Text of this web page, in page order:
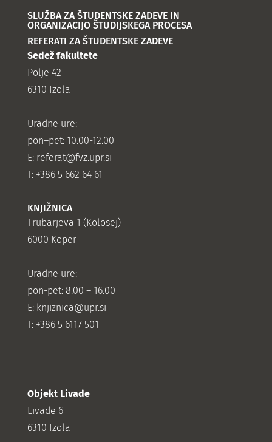
SLUŽBA ZA ŠTUDENTSKE ZADEVE IN
ORGANIZACIJO ŠTUDIJSKEGA PROCESA
REFERATI ZA ŠTUDENTSKE ZADEVE
Sedež fakultete
Polje 42
6310 Izola
Uradne ure:
pon–pet: 10.00-12.00
E: referat@fvz.upr.si
T: +386 5 662 64 61
KNJIŽNICA
Trubarjeva 1 (Kolosej)
6000 Koper
Uradne ure:
pon-pet: 8.00 – 16.00
E: knjiznica@upr.si
T: +386 5 6117 501
Objekt Livade
Livade 6
6310 Izola